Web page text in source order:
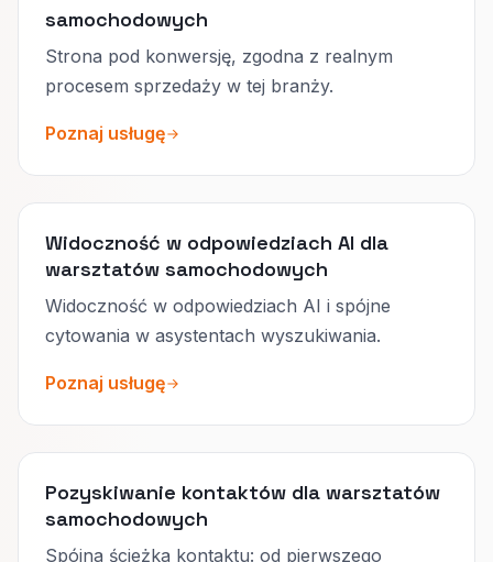
samochodowych
Strona pod konwersję, zgodna z realnym
procesem sprzedaży w tej branży.
Poznaj usługę
Widoczność w odpowiedziach AI dla
warsztatów samochodowych
Widoczność w odpowiedziach AI i spójne
cytowania w asystentach wyszukiwania.
Poznaj usługę
Pozyskiwanie kontaktów dla warsztatów
samochodowych
Spójna ścieżka kontaktu: od pierwszego